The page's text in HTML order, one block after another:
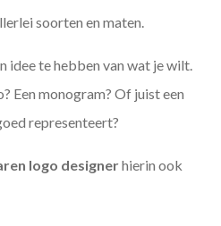
soorten en maten.
idee te hebben van wat je wilt.
Een monogram? Of juist een
representeert?
logo designerhierin ook